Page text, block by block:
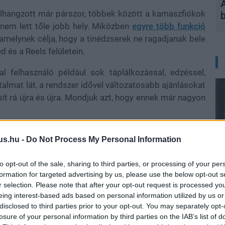
- Do Not Process My Personal Information
opt-out of the sale, sharing to third parties, or processing of your
for targeted advertising by us, please use the below opt-out
selection. Please note that after your opt-out request is processed
interest-based ads based on personal information utilized by us
to third parties prior to your opt-out. You may separately
of your personal information by third parties on the IAB’s list of
már párszor, többek között a kamaszfiókok
lett tőle jobb hely. Miközben egyre több funkció
célja, hogy a tinédzserek ne ragadjanak bele
és a Reels felületein.
felhasználó például sok táplálkozással, edzéssel,
lát, a rendszer idővel változatosabb ajánlásokat
rá újra és újra. Mondjuk azt, hogy ennek már nagyon
éppen az ajánlórendszer működése.
létre, és azt tapasztalták, hogy már egy-egy
elég lehetett ahhoz, hogy az Explore-felületet
testeket mutató vagy más, érzékeny tartalmak
önmagában minden esetben káros lenne az ilyen
egyetlen érdeklődési jelből ismétlődő,